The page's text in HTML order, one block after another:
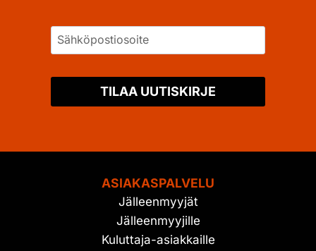
TILAA UUTISKIRJE
ASIAKASPALVELU
Jälleenmyyjät
Jälleenmyyjille
Kuluttaja-asiakkaille